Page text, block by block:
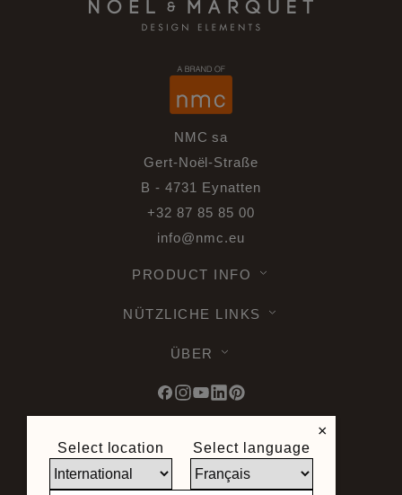
NMC sa
Gert-Noël-Straße
B - 4731 Eynatten
+32 87 85 85 00
info@nmc.eu
PRODUCT INFO
NÜTZLICHE LINKS
ÜBER
© 2026 Noel & Marquet. Alle Rechte
vorbehalten -
Datenschutz DSGVO -
Nutzungsbedingungen -
×
Select location Select language